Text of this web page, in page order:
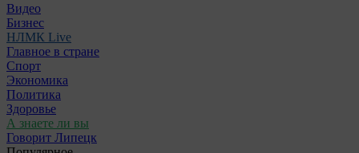
Видео
Бизнес
НЛМК Live
Главное в стране
Спорт
Экономика
Политика
Здоровье
А знаете ли вы
Говорит Липецк